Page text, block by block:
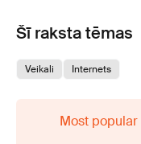
Šī raksta tēmas
Veikali Internets
Most popular